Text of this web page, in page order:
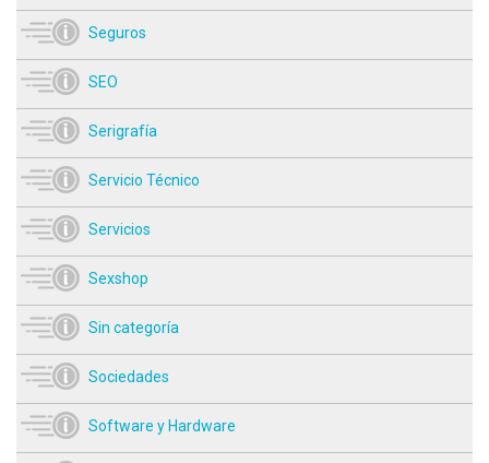
Seguros
SEO
Serigrafía
Servicio Técnico
Servicios
Sexshop
Sin categoría
Sociedades
Software y Hardware